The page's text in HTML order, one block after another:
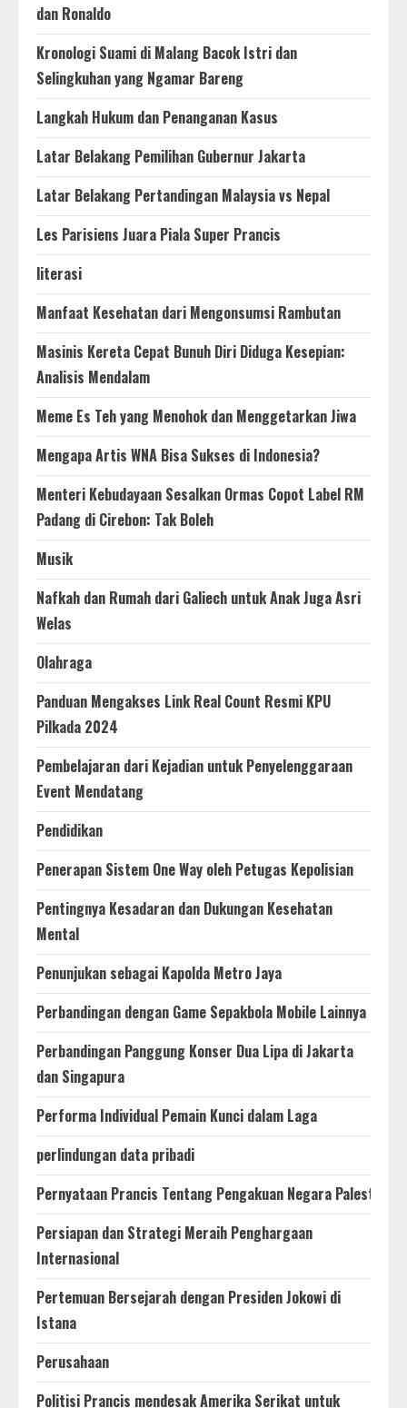
dan Ronaldo
Kronologi Suami di Malang Bacok Istri dan
Selingkuhan yang Ngamar Bareng
Langkah Hukum dan Penanganan Kasus
Latar Belakang Pemilihan Gubernur Jakarta
Latar Belakang Pertandingan Malaysia vs Nepal
Les Parisiens Juara Piala Super Prancis
literasi
Manfaat Kesehatan dari Mengonsumsi Rambutan
Masinis Kereta Cepat Bunuh Diri Diduga Kesepian:
Analisis Mendalam
Meme Es Teh yang Menohok dan Menggetarkan Jiwa
Mengapa Artis WNA Bisa Sukses di Indonesia?
Menteri Kebudayaan Sesalkan Ormas Copot Label RM
Padang di Cirebon: Tak Boleh
Musik
Nafkah dan Rumah dari Galiech untuk Anak Juga Asri
Welas
Olahraga
Panduan Mengakses Link Real Count Resmi KPU
Pilkada 2024
Pembelajaran dari Kejadian untuk Penyelenggaraan
Event Mendatang
Pendidikan
Penerapan Sistem One Way oleh Petugas Kepolisian
Pentingnya Kesadaran dan Dukungan Kesehatan
Mental
Penunjukan sebagai Kapolda Metro Jaya
Perbandingan dengan Game Sepakbola Mobile Lainnya
Perbandingan Panggung Konser Dua Lipa di Jakarta
dan Singapura
Performa Individual Pemain Kunci dalam Laga
perlindungan data pribadi
Pernyataan Prancis Tentang Pengakuan Negara Palestina
Persiapan dan Strategi Meraih Penghargaan
Internasional
Pertemuan Bersejarah dengan Presiden Jokowi di
Istana
Perusahaan
Politisi Prancis mendesak Amerika Serikat untuk